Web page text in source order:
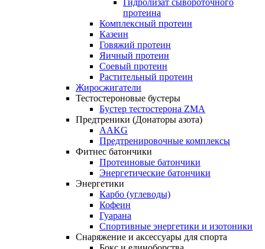
Гидролизат сывороточного
протеина
Комплексный протеин
Казеин
Говяжий протеин
Яичный протеин
Соевый протеин
Растительный протеин
Жиросжигатели
Тестостероновые бустеры
Бустер тестостерона ZMA
Предтреники (Донаторы азота)
AAKG
Предтренировочные комплексы
Фитнес батончики
Протеиновые батончики
Энергетические батончики
Энергетики
Карбо (углеводы)
Кофеин
Гуарана
Спортивные энергетики и изотоники
Снаряжение и аксессуары для спорта